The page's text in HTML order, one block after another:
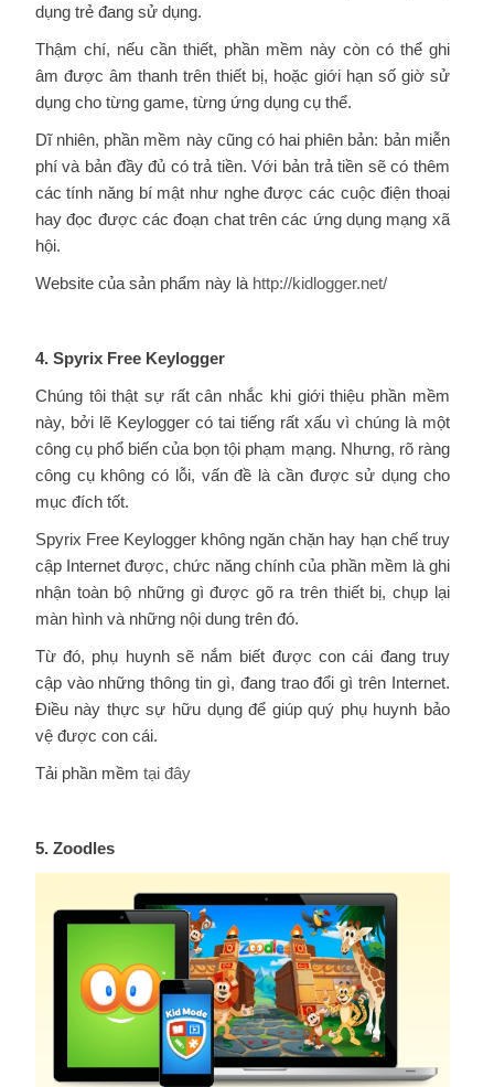
dụng trẻ đang sử dụng.
Thậm chí, nếu cần thiết, phần mềm này còn có thể ghi
âm được âm thanh trên thiết bị, hoặc giới hạn số giờ sử
dụng cho từng game, từng ứng dụng cụ thể.
Dĩ nhiên, phần mềm này cũng có hai phiên bản: bản miễn
phí và bản đầy đủ có trả tiền. Với bản trả tiền sẽ có thêm
các tính năng bí mật như nghe được các cuộc điện thoại
hay đọc được các đoạn chat trên các ứng dụng mạng xã
hội.
Website của sản phẩm này là http://kidlogger.net/
4. Spyrix Free Keylogger
Chúng tôi thật sự rất cân nhắc khi giới thiệu phần mềm
này, bởi lẽ Keylogger có tai tiếng rất xấu vì chúng là một
công cụ phổ biến của bọn tội phạm mạng. Nhưng, rõ ràng
công cụ không có lỗi, vấn đề là cần được sử dụng cho
mục đích tốt.
Spyrix Free Keylogger không ngăn chặn hay hạn chế truy
cập Internet được, chức năng chính của phần mềm là ghi
nhận toàn bộ những gì được gõ ra trên thiết bị, chụp lại
màn hình và những nội dung trên đó.
Từ đó, phụ huynh sẽ nắm biết được con cái đang truy
cập vào những thông tin gì, đang trao đổi gì trên Internet.
Điều này thực sự hữu dụng để giúp quý phụ huynh bảo
vệ được con cái.
Tải phần mềm tại đây
5. Zoodles